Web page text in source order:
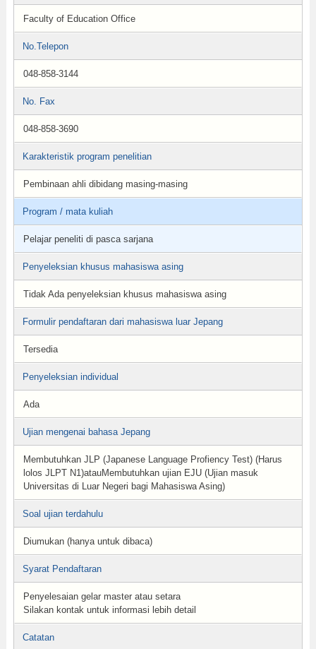
Faculty of Education Office
No.Telepon
048-858-3144
No. Fax
048-858-3690
Karakteristik program penelitian
Pembinaan ahli dibidang masing-masing
Program / mata kuliah
Pelajar peneliti di pasca sarjana
Penyeleksian khusus mahasiswa asing
Tidak Ada penyeleksian khusus mahasiswa asing
Formulir pendaftaran dari mahasiswa luar Jepang
Tersedia
Penyeleksian individual
Ada
Ujian mengenai bahasa Jepang
Membutuhkan JLP (Japanese Language Profiency Test) (Harus
lolos JLPT N1)atauMembutuhkan ujian EJU (Ujian masuk
Universitas di Luar Negeri bagi Mahasiswa Asing)
Soal ujian terdahulu
Diumukan (hanya untuk dibaca)
Syarat Pendaftaran
Penyelesaian gelar master atau setara
Silakan kontak untuk informasi lebih detail
Catatan